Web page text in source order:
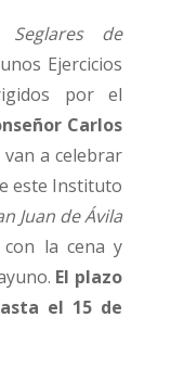
Seglares de
Ejercicios
por el
Carlos
van a celebrar
este Instituto
Juan de Ávila
la cena y
El plazo
el 15 de